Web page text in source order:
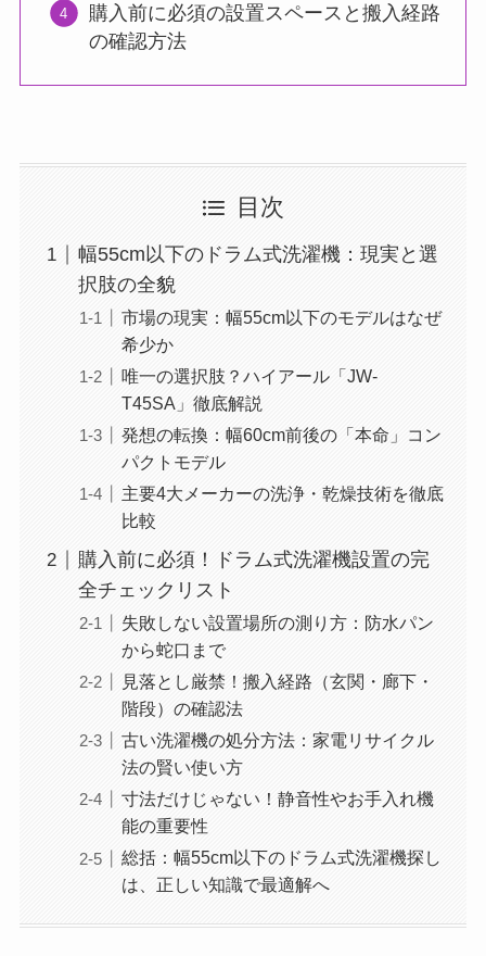
購入前に必須の設置スペースと搬入経路
の確認方法
目次
幅55cm以下のドラム式洗濯機：現実と選
択肢の全貌
市場の現実：幅55cm以下のモデルはなぜ
希少か
唯一の選択肢？ハイアール「JW-
T45SA」徹底解説
発想の転換：幅60cm前後の「本命」コン
パクトモデル
主要4大メーカーの洗浄・乾燥技術を徹底
比較
購入前に必須！ドラム式洗濯機設置の完
全チェックリスト
失敗しない設置場所の測り方：防水パン
から蛇口まで
見落とし厳禁！搬入経路（玄関・廊下・
階段）の確認法
古い洗濯機の処分方法：家電リサイクル
法の賢い使い方
寸法だけじゃない！静音性やお手入れ機
能の重要性
総括：幅55cm以下のドラム式洗濯機探し
は、正しい知識で最適解へ